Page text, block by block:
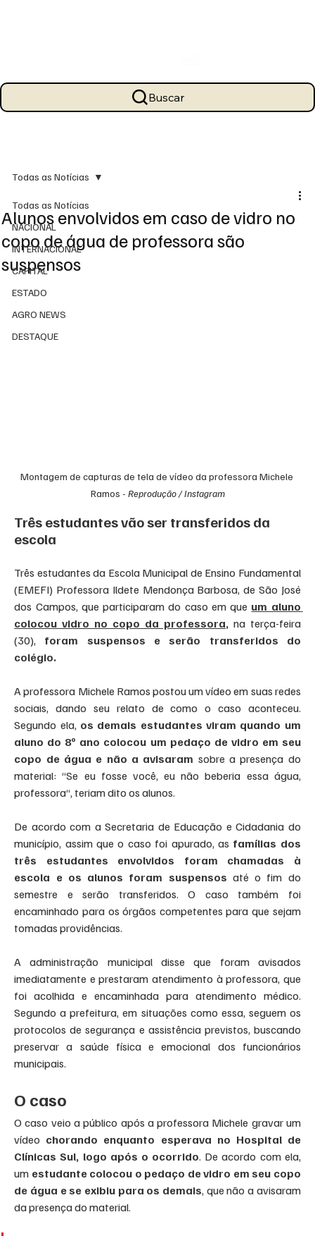
Buscar
Todas as Notícias
NACIONAL
INTERNACIONAL
CAPITAL
ESTADO
AGRO NEWS
DESTAQUE
Todas as Notícias
Alunos envolvidos em caso de vidro no
copo de água de professora são
suspensos
Montagem de capturas de tela de vídeo da professora Michele
Ramos - Reprodução / Instagram
Três estudantes vão ser transferidos da
escola
Três estudantes da Escola Municipal de Ensino Fundamental
(EMEFI) Professora Ildete Mendonça Barbosa, de São José
dos Campos, que participaram do caso em que um aluno
colocou vidro no copo da professora, na terça-feira
(30), foram suspensos e serão transferidos do
colégio.
A professora Michele Ramos postou um vídeo em suas redes
sociais, dando seu relato de como o caso aconteceu.
Segundo ela, os demais estudantes viram quando um
aluno do 8º ano colocou um pedaço de vidro em seu
copo de água e não a avisaram sobre a presença do
material: “Se eu fosse você, eu não beberia essa água,
professora“, teriam dito os alunos.
De acordo com a Secretaria de Educação e Cidadania do
município, assim que o caso foi apurado, as famílias dos
três estudantes envolvidos foram chamadas à
escola e os alunos foram suspensos até o fim do
semestre e serão transferidos. O caso também foi
encaminhado para os órgãos competentes para que sejam
tomadas providências.
A administração municipal disse que foram avisados
imediatamente e prestaram atendimento à professora, que
foi acolhida e encaminhada para atendimento médico.
Segundo a prefeitura, em situações como essa, seguem os
protocolos de segurança e assistência previstos, buscando
preservar a saúde física e emocional dos funcionários
municipais.
O caso
O caso veio a público após a professora Michele gravar um
vídeo chorando enquanto esperava no Hospital de
Clínicas Sul, logo após o ocorrido. De acordo com ela,
um estudante colocou o pedaço de vidro em seu copo
de água e se exibiu para os demais, que não a avisaram
da presença do material.